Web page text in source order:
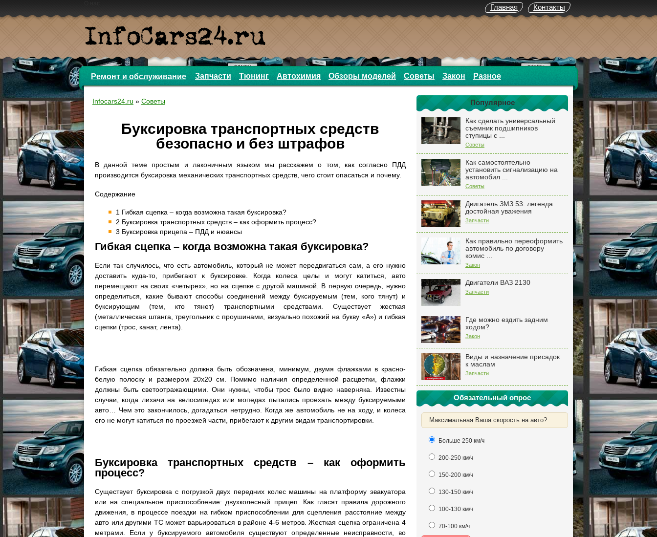
Контакты
Главная
Ремонт и обслуживание Запчасти Тюнинг Автохимия Обзоры моделей Советы Закон Разное
Популярное
Как сделать универсальный
съемник подшипников
ступицы с ...
Советы
Как самостоятельно
установить сигнализацию на
автомобил ...
Советы
Двигатель ЗМЗ 53: легенда
достойная уважения
Запчасти
Как правильно переоформить
автомобиль по договору
комис ...
Закон
Двигатели ВАЗ 2130
Запчасти
Где можно ездить задним
ходом?
Закон
Виды и назначение присадок
к маслам
Запчасти
Обязательный опрос
Максимальная Ваша скорость на авто?
Больше 250 км/ч
200-250 км/ч
150-200 км/ч
130-150 км/ч
100-130 км/ч
70-100 км/ч
Infocars24.ru » Советы
Буксировка транспортных средств
безопасно и без штрафов
В данной теме простым и лаконичным языком мы расскажем о том, как согласно ПДД
производится буксировка механических транспортных средств, чего стоит опасаться и почему.
Содержание
1 Гибкая сцепка – когда возможна такая буксировка?
2 Буксировка транспортных средств – как оформить процесс?
3 Буксировка прицепа – ПДД и нюансы
Гибкая сцепка – когда возможна такая буксировка?
Если так случилось, что есть автомобиль, который не может передвигаться сам, а его нужно
доставить куда-то, прибегают к буксировке. Когда колеса целы и могут катиться, авто
перемещают на своих «четырех», но на сцепке с другой машиной. В первую очередь, нужно
определиться, какие бывают способы соединений между буксируемым (тем, кого тянут) и
буксирующим (тем, кто тянет) транспортными средствами. Существует жесткая
(металлическая штанга, треугольник с проушинами, визуально похожий на букву «А») и гибкая
сцепки (трос, канат, лента).
Гибкая сцепка обязательно должна быть обозначена, минимум, двумя флажками в красно-
белую полоску и размером 20х20 см. Помимо наличия определенной расцветки, флажки
должны быть светоотражающими. Они нужны, чтобы трос было видно наверняка. Известны
случаи, когда лихачи на велосипедах или мопедах пытались проехать между буксируемыми
авто… Чем это закончилось, догадаться нетрудно. Когда же автомобиль не на ходу, и колеса
его не могут катиться по проезжей части, прибегают к другим видам транспортировки.
Буксировка транспортных средств – как оформить
процесс?
Существует буксировка с погрузкой двух передних колес машины на платформу эвакуатора
или на специальное приспособление: двухколесный прицеп. Как гласят правила дорожного
движения, в процессе поездки на гибком приспособлении для сцепления расстояние между
авто или другими ТС может варьироваться в районе 4-6 метров. Жесткая сцепка ограничена 4
метрами. Если у буксируемого автомобиля существуют определенные неисправности, во